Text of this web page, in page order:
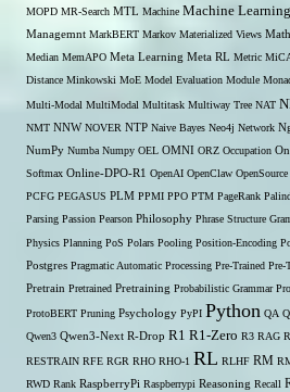
MOPD MR-Search MTL Machine Machine Learning
Managemnt MarkBERT Markov Materialized Views Math
Median MemAPO Meta Learning Meta RL Metric
Distance Minkowski MoE Model Evaluation Module
Multi-Modal MultiModal Multitask Multiway Tree NAT
NMT NNW NOVER NTP Naive Bayes Neo4j Network
NumPy Numba Numpy OEL OMNI ORZ Occupation
Softmax Online-DPO-R1 OpenAI OpenClaw OpenSource
PCFG PEGASUS PLM PPMI PPO PTM PageRank
Parsing Passion Pearson Philosophy Phrase Structure
Physics Planning PoS Polars Pooling Position-Encoding
Postgres Pragmatic Automatic Processing Pre-Trained Pre-
Pretrain Pretrained Pretraining Probabilistic Grammar
ProtoBERT Pruning Psychology PyPI Python QA
Qwen3 Qwen3-Next R-Drop R1 R1-Zero R3 RAG
RESTRAIN RFE RGR RHO RHO-1 RL RLHF RM
RWD Rank RaspberryPi Raspberrypi Reasoning Recall